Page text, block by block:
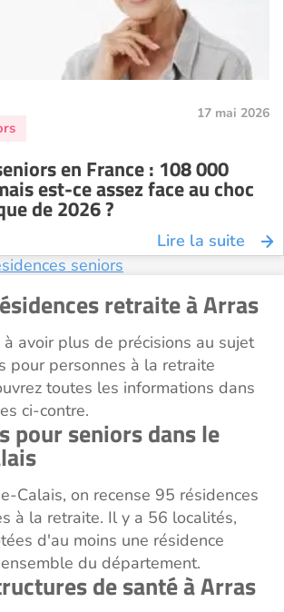
17 mai 2026
en France : 108 000
est-ce assez face au choc
de 2026 ?
Lire la suite
seniors
retraite à Arras
à avoir plus de précisions au sujet
pour personnes à la retraite
toutes les informations dans
ci-contre.
pour seniors dans le
Calais, on recense 95 résidences
à la retraite. Il y a 56 localités,
d'au moins une résidence
du département.
de santé à Arras